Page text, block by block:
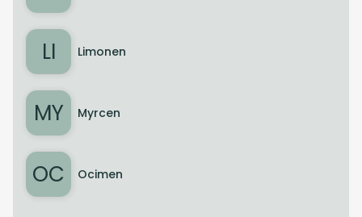
LI Limonen
MY Myrcen
OC Ocimen